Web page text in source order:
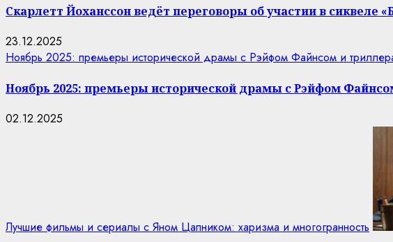
Скарлетт Йоханссон ведёт переговоры об участии в сиквеле
23.12.2025
Ноябрь 2025: премьеры исторической драмы с Рэйфом Файнсом и
Ноябрь 2025: премьеры исторической драмы с Рэйфом
02.12.2025
Лучшие фильмы и сериалы с Яном Цапником: харизма и многогранность